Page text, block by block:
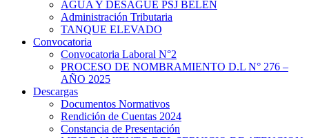
AGUA Y DESAGUE PSJ BELEN
Administración Tributaria
TANQUE ELEVADO
Convocatoria
Convocatoria Laboral N°2
PROCESO DE NOMBRAMIENTO D.L N° 276 –
AÑO 2025
Descargas
Documentos Normativos
Rendición de Cuentas 2024
Constancia de Presentación